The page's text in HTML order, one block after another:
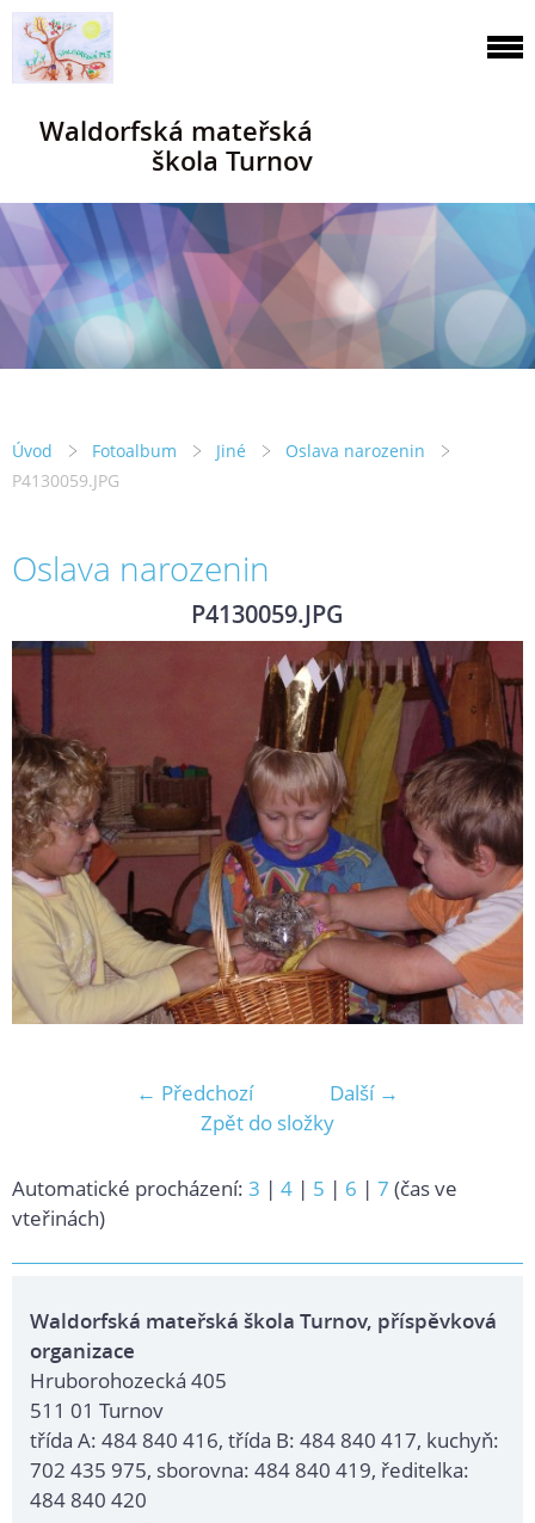
Waldorfská mateřská
škola Turnov
Úvod Fotoalbum Jiné
Oslava narozenin
P4130059.JPG
Oslava narozenin
P4130059.JPG
← Předchozí
Další →
Zpět do složky
Automatické procházení: 3 | 4 | 5 | 6 | 7 (čas ve
vteřinách)
Waldorfská mateřská škola Turnov, příspěvková
organizace
Hruborohozecká 405
511 01 Turnov
třída A: 484 840 416, třída B: 484 840 417, kuchyň:
702 435 975, sborovna: 484 840 419, ředitelka:
484 840 420